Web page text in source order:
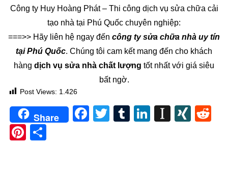
Công ty Huy Hoàng Phát – Thi công dịch vụ sửa chữa cải
tạo nhà tại Phú Quốc chuyên nghiệp:
===>> Hãy liên hệ ngay đến công ty sửa chữa nhà uy tín
tại Phú Quốc. Chúng tôi cam kết mang đến cho khách
hàng dịch vụ sửa nhà chất lượng tốt nhất với giá siêu
bất ngờ.
Post Views: 1.426
Share Facebook
TwitterTumblrLinkedIn
Pinterest